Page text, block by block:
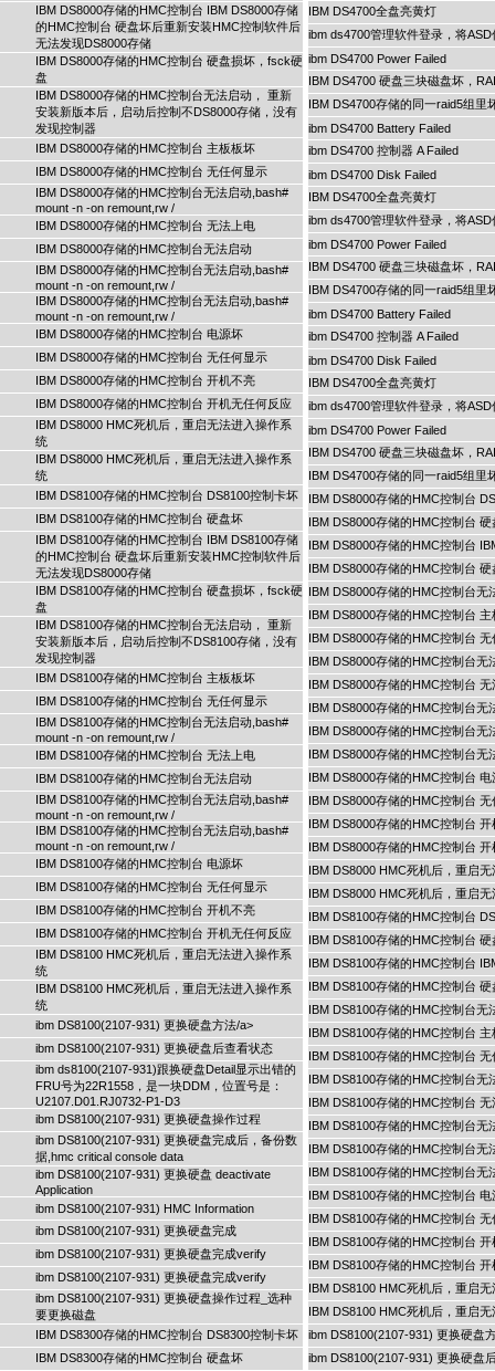
IBM DS8000存储的HMC控制台 IBM DS8000存储
的HMC控制台 硬盘坏后重新安装HMC控制软件后
无法发现DS8000存储
IBM DS8000存储的HMC控制台 硬盘损坏，fsck硬
盘
IBM DS8000存储的HMC控制台无法启动， 重新
安装新版本后，启动后控制不DS8000存储，没有
发现控制器
IBM DS8000存储的HMC控制台 主板板坏
IBM DS8000存储的HMC控制台 无任何显示
IBM DS8000存储的HMC控制台无法启动,bash#
mount -n -on remount,rw /
IBM DS8000存储的HMC控制台 无法上电
IBM DS8000存储的HMC控制台无法启动
IBM DS8000存储的HMC控制台无法启动,bash#
mount -n -on remount,rw /
IBM DS8000存储的HMC控制台无法启动,bash#
mount -n -on remount,rw /
IBM DS8000存储的HMC控制台 电源坏
IBM DS8000存储的HMC控制台 无任何显示
IBM DS8000存储的HMC控制台 开机不亮
IBM DS8000存储的HMC控制台 开机无任何反应
IBM DS8000 HMC死机后，重启无法进入操作系
统
IBM DS8000 HMC死机后，重启无法进入操作系
统
IBM DS8100存储的HMC控制台 DS8100控制卡坏
IBM DS8100存储的HMC控制台 硬盘坏
IBM DS8100存储的HMC控制台 IBM DS8100存储
的HMC控制台 硬盘坏后重新安装HMC控制软件后
无法发现DS8000存储
IBM DS8100存储的HMC控制台 硬盘损坏，fsck硬
盘
IBM DS8100存储的HMC控制台无法启动， 重新
安装新版本后，启动后控制不DS8100存储，没有
发现控制器
IBM DS8100存储的HMC控制台 主板板坏
IBM DS8100存储的HMC控制台 无任何显示
IBM DS8100存储的HMC控制台无法启动,bash#
mount -n -on remount,rw /
IBM DS8100存储的HMC控制台 无法上电
IBM DS8100存储的HMC控制台无法启动
IBM DS8100存储的HMC控制台无法启动,bash#
mount -n -on remount,rw /
IBM DS8100存储的HMC控制台无法启动,bash#
mount -n -on remount,rw /
IBM DS8100存储的HMC控制台 电源坏
IBM DS8100存储的HMC控制台 无任何显示
IBM DS8100存储的HMC控制台 开机不亮
IBM DS8100存储的HMC控制台 开机无任何反应
IBM DS8100 HMC死机后，重启无法进入操作系
统
IBM DS8100 HMC死机后，重启无法进入操作系
统
ibm DS8100(2107-931) 更换硬盘方法/a>
ibm DS8100(2107-931) 更换硬盘后查看状态
ibm ds8100(2107-931)跟换硬盘Detail显示出错的
FRU号为22R1558，是一块DDM，位置号是：
U2107.D01.RJ0732-P1-D3
ibm DS8100(2107-931) 更换硬盘操作过程
ibm DS8100(2107-931) 更换硬盘完成后，备份数
据,hmc critical console data
ibm DS8100(2107-931) 更换硬盘 deactivate
Application
ibm DS8100(2107-931) HMC Information
ibm DS8100(2107-931) 更换硬盘完成
ibm DS8100(2107-931) 更换硬盘完成verify
ibm DS8100(2107-931) 更换硬盘完成verify
ibm DS8100(2107-931) 更换硬盘操作过程_选种
要更换磁盘
IBM DS8300存储的HMC控制台 DS8300控制卡坏
IBM DS8300存储的HMC控制台 硬盘坏
IBM DS4700全盘亮黄灯
ibm ds4700管理软件登录，将
ibm DS4700 Power Failed
IBM DS4700 硬盘三块磁盘坏，
IBM DS4700存储的同一raid5组里
ibm DS4700 Battery Failed
ibm DS4700 控制器 A Failed
ibm DS4700 Disk Failed
IBM DS4700全盘亮黄灯
ibm ds4700管理软件登录，将
ibm DS4700 Power Failed
IBM DS4700 硬盘三块磁盘坏，
IBM DS4700存储的同一raid5组里
ibm DS4700 Battery Failed
ibm DS4700 控制器 A Failed
ibm DS4700 Disk Failed
IBM DS4700全盘亮黄灯
ibm ds4700管理软件登录，将
ibm DS4700 Power Failed
IBM DS4700 硬盘三块磁盘坏，
IBM DS4700存储的同一raid5组里
IBM DS8000存储的HMC控制台
IBM DS8000存储的HMC控制台 硬
IBM DS8000存储的HMC控制台
IBM DS8000存储的HMC控制台
IBM DS8000存储的HMC控制台
IBM DS8000存储的HMC控制台 主
IBM DS8000存储的HMC控制台 无
IBM DS8000存储的HMC控制台
IBM DS8000存储的HMC控制台 无
IBM DS8000存储的HMC控制台无
IBM DS8000存储的HMC控制台
IBM DS8000存储的HMC控制台
IBM DS8000存储的HMC控制台 电
IBM DS8000存储的HMC控制台 无
IBM DS8000存储的HMC控制台 开
IBM DS8000存储的HMC控制台
IBM DS8000 HMC死机后，重启
IBM DS8000 HMC死机后，重启
IBM DS8100存储的HMC控制台
IBM DS8100存储的HMC控制台 硬
IBM DS8100存储的HMC控制台
IBM DS8100存储的HMC控制台
IBM DS8100存储的HMC控制台
IBM DS8100存储的HMC控制台 主
IBM DS8100存储的HMC控制台 无
IBM DS8100存储的HMC控制台
IBM DS8100存储的HMC控制台 无
IBM DS8100存储的HMC控制台无
IBM DS8100存储的HMC控制台
IBM DS8100存储的HMC控制台
IBM DS8100存储的HMC控制台 电
IBM DS8100存储的HMC控制台 无
IBM DS8100存储的HMC控制台 开
IBM DS8100存储的HMC控制台
IBM DS8100 HMC死机后，重启
IBM DS8100 HMC死机后，重启
ibm DS8100(2107-931) 更换硬盘
ibm DS8100(2107-931) 更换硬盘